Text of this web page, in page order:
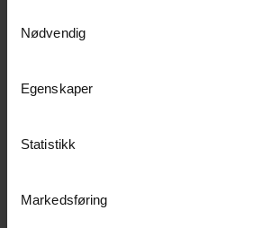
Nødvendig
Egenskaper
Statistikk
Markedsføring